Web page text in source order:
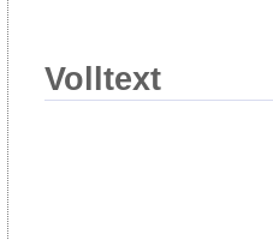
Volltext